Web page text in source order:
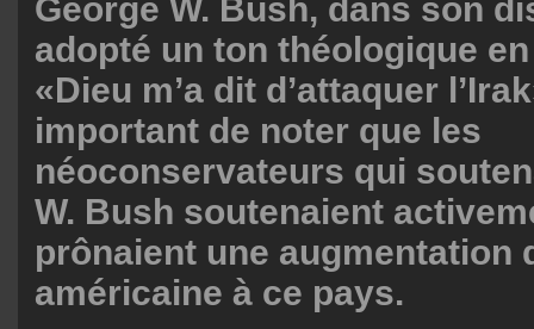
George W. Bush, dans son
adopté un ton théologique
«Dieu m’a dit d’attaquer
important de noter que les
néoconservateurs qui
W. Bush soutenaient
prônaient une augmentation
américaine à ce pays.